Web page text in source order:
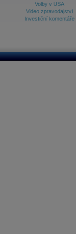
Volby v USA
Video zpravodajství
Investiční komentáře